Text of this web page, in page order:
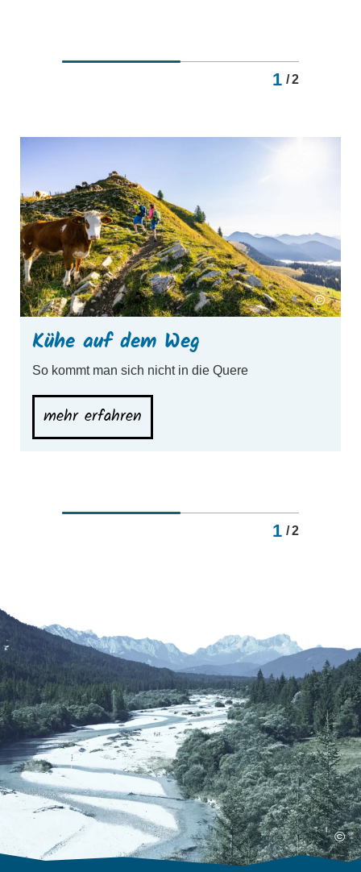
1 /2
©
Kühe auf dem Weg
So kommt man sich nicht in die Quere
mehr erfahren
1 /2
©